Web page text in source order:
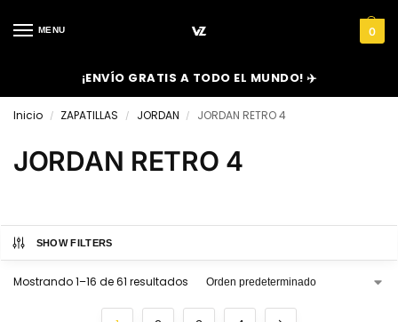
MENU 0
¡ENVÍO GRATIS A TODO EL MUNDO! ✈️
Inicio / ZAPATILLAS / JORDAN / JORDAN RETRO 4
JORDAN RETRO 4
SHOW FILTERS
Mostrando 1–16 de 61 resultados